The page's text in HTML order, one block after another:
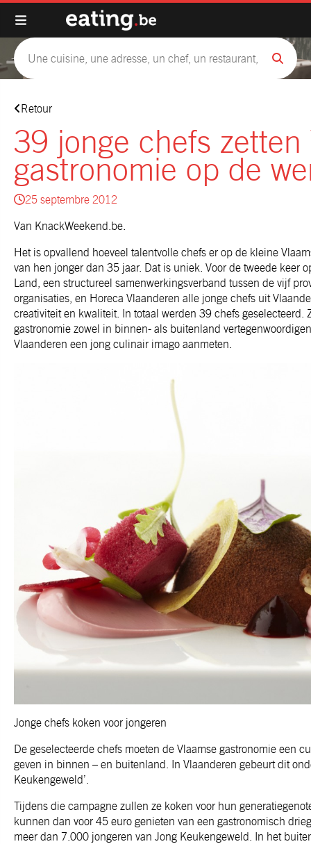
Retour
39 jonge chefs zetten
gastronomie op de
25 septembre 2012
Van KnackWeekend.be.
Het is opvallend hoeveel talentvolle chefs er op de kleine
van hen jonger dan 35 jaar. Dat is uniek. Voor de tweede keer
Land, een structureel samenwerkingsverband tussen de vijf
organisaties, en Horeca Vlaanderen alle jonge chefs uit
creativiteit en kwaliteit. In totaal werden 39 chefs geselecteerd.
gastronomie zowel in binnen- als buitenland
Vlaanderen een jong culinair imago aanmeten.
Jonge chefs koken voor jongeren
De geselecteerde chefs moeten de Vlaamse gastronomie een
geven in binnen – en buitenland. In Vlaanderen gebeurt dit
Keukengeweld’.
Tijdens die campagne zullen ze koken voor hun
kunnen dan voor 45 euro genieten van een gastronomisch
meer dan 7.000 jongeren van Jong Keukengeweld. In het